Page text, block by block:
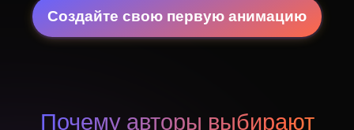
Создайте свою первую анимацию
Почему авторы выбирают